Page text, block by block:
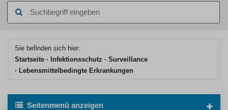
eingeben
Sie befinden sich hier:
Startseite
Infektionsschutz
Surveillance
Lebensmittelbedingte Erkrankungen
Seitenmenü anzeigen